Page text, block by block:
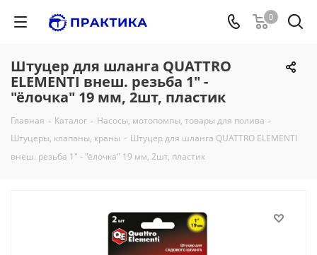
0
Штуцер для шланга QUATTRO
ELEMENTI внеш. резьба 1" -
"ёлочка" 19 мм, 2шт, пластик
Главная - Каталог - Насосы, мотопомпы, товары для полива -
Штуцеры, клапаны, краны - Штуцер для шланга QUATTRO ELEMENTI
внеш. резьба 1" - "ёлочка" 19 мм, 2шт, пластик